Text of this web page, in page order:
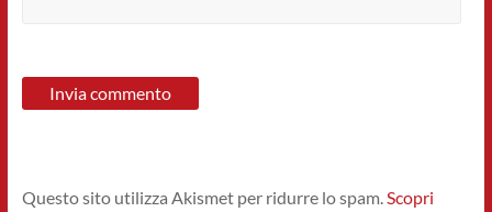
Questo sito utilizza Akismet per ridurre lo spam.Scopri